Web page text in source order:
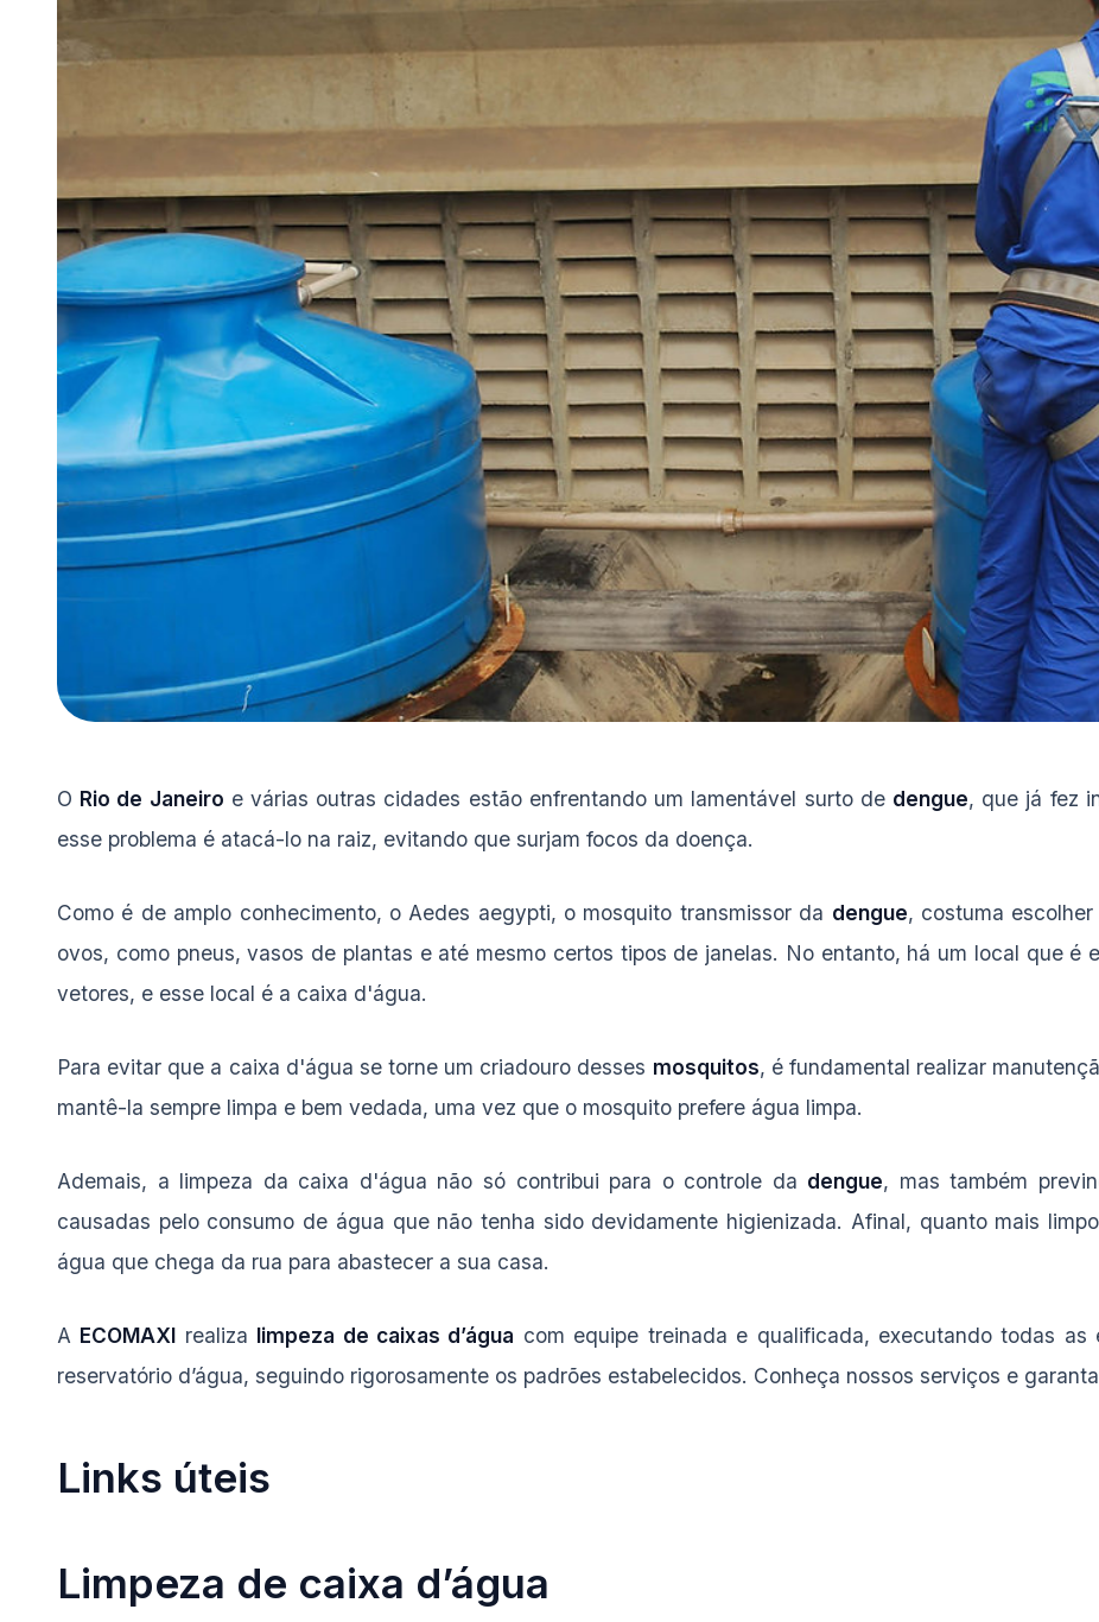
O Rio de Janeiro e várias outras cidades estão enfrentando um lamentável surto de dengue, que já fez
esse problema é atacá-lo na raiz, evitando que surjam focos da doença.
Como é de amplo conhecimento, o Aedes aegypti, o mosquito transmissor da dengue, costuma
ovos, como pneus, vasos de plantas e até mesmo certos tipos de janelas. No entanto, há um local que é
vetores, e esse local é a caixa d'água.
Para evitar que a caixa d'água se torne um criadouro desses mosquitos, é fundamental realizar
mantê-la sempre limpa e bem vedada, uma vez que o mosquito prefere água limpa.
Ademais, a limpeza da caixa d'água não só contribui para o controle da dengue, mas também
causadas pelo consumo de água que não tenha sido devidamente higienizada. Afinal, quanto mais
água que chega da rua para abastecer a sua casa.
A ECOMAXI realiza limpeza de caixas d’água com equipe treinada e qualificada, executando todas
reservatório d’água, seguindo rigorosamente os padrões estabelecidos. Conheça nossos serviços e
Links úteis
Limpeza de caixa d’água